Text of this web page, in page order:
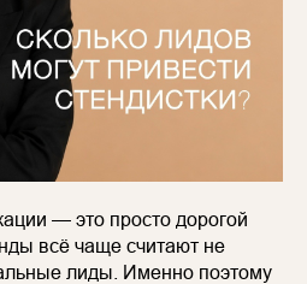
— это просто дорогой
всё чаще считают не
лиды. Именно поэтому